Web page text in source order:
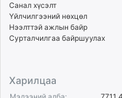
Санал хүсэлт
Үйлчилгээний нөхцөл
Нээлттэй ажлын байр
Сурталчилгаа байршуулах
Харилцаа